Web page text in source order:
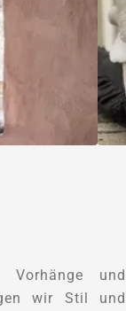
Vorhänge und
wir Stil und